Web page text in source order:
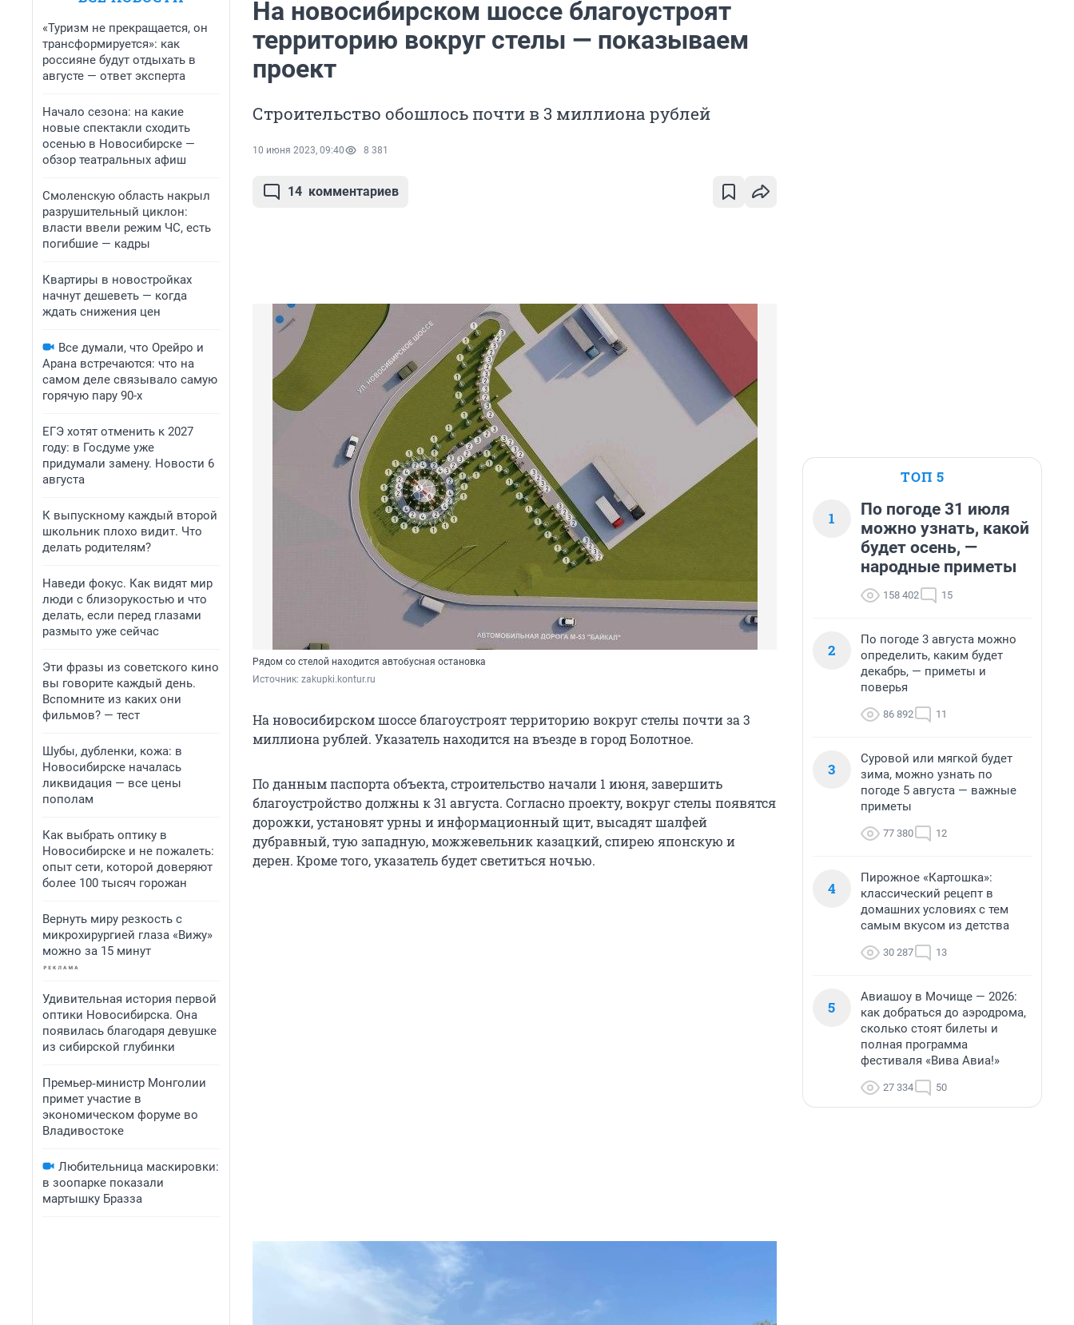
«Туризм не прекращается, он
трансформируется»: как
россияне будут отдыхать в
августе — ответ эксперта
Начало сезона: на какие
новые спектакли сходить
осенью в Новосибирске —
обзор театральных афиш
Смоленскую область накрыл
разрушительный циклон:
власти ввели режим ЧС, есть
погибшие — кадры
Квартиры в новостройках
начнут дешеветь — когда
ждать снижения цен
Все думали, что Орейро и
Арана встречаются: что на
самом деле связывало самую
горячую пару 90-х
ЕГЭ хотят отменить к 2027
году: в Госдуме уже
придумали замену. Новости 6
августа
К выпускному каждый второй
школьник плохо видит. Что
делать родителям?
Наведи фокус. Как видят мир
люди с близорукостью и что
делать, если перед глазами
размыто уже сейчас
Эти фразы из советского кино
вы говорите каждый день.
Вспомните из каких они
фильмов? — тест
Шубы, дубленки, кожа: в
Новосибирске началась
ликвидация — все цены
пополам
Как выбрать оптику в
Новосибирске и не пожалеть:
опыт сети, которой доверяют
более 100 тысяч горожан
Вернуть миру резкость с
микрохирургией глаза «Вижу»
можно за 15 минут
Удивительная история первой
оптики Новосибирска. Она
появилась благодаря девушке
из сибирской глубинки
Премьер‑министр Монголии
примет участие в
экономическом форуме во
Владивостоке
Любительница маскировки:
в зоопарке показали
мартышку Бразза
На новосибирском шоссе благоустроят
территорию вокруг стелы — показываем
проект
Строительство обошлось почти в 3 миллиона рублей
10 июня 2023, 09:40 8 381
14 комментариев
Рядом со стелой находится автобусная остановка
Источник: zakupki.kontur.ru
На новосибирском шоссе благоустроят территорию вокруг стелы почти за 3
миллиона рублей. Указатель находится на въезде в город Болотное.
По данным паспорта объекта, строительство начали 1 июня, завершить
благоустройство должны к 31 августа. Согласно проекту, вокруг стелы появятся
дорожки, установят урны и информационный щит, высадят шалфей
дубравный, тую западную, можжевельник казацкий, спирею японскую и
дерен. Кроме того, указатель будет светиться ночью.
ТОП 5
1
По погоде 31 июля
можно узнать, какой
будет осень, —
народные приметы
158 402 15
2
По погоде 3 августа можно
определить, каким будет
декабрь, — приметы и
поверья
86 892 11
3
Суровой или мягкой будет
зима, можно узнать по
погоде 5 августа — важные
приметы
77 380 12
4
Пирожное «Картошка»:
классический рецепт в
домашних условиях с тем
самым вкусом из детства
30 287 13
5
Авиашоу в Мочище — 2026:
как добраться до аэродрома,
сколько стоят билеты и
полная программа
фестиваля «Вива Авиа!»
27 334 50